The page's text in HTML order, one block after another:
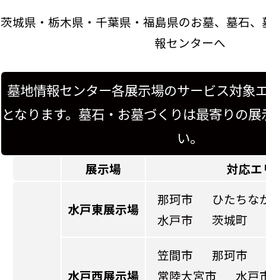
茨城県・栃木県・千葉県・福島県のお墓、墓石
報センターへ
墓地情報センター各展示場のサービス対象
となります。墓石・お墓づくりは最寄りの
い。
展示場 対応エ
水戸東展示場
那珂市
ひたちな
水戸市
茨城町
水戸西展示場
笠間市
那珂市
常陸大宮市
水戸